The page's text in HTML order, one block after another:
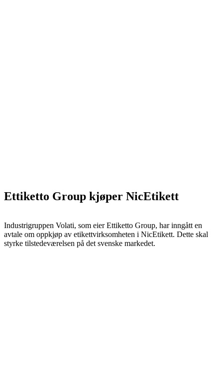
Ettiketto Group kjøper NicEtikett
Industrigruppen Volati, som eier Ettiketto Group, har inngått en
avtale om oppkjøp av etikettvirksomheten i NicEtikett. Dette skal
styrke tilstedeværelsen på det svenske markedet.